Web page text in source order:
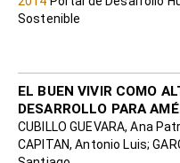
UNCETA, Koldo
2014 Portal de Desarrollo
EL BUEN VIVIR COMO
DESARROLLO PARA
CUBILLO GUEVARA, Ana